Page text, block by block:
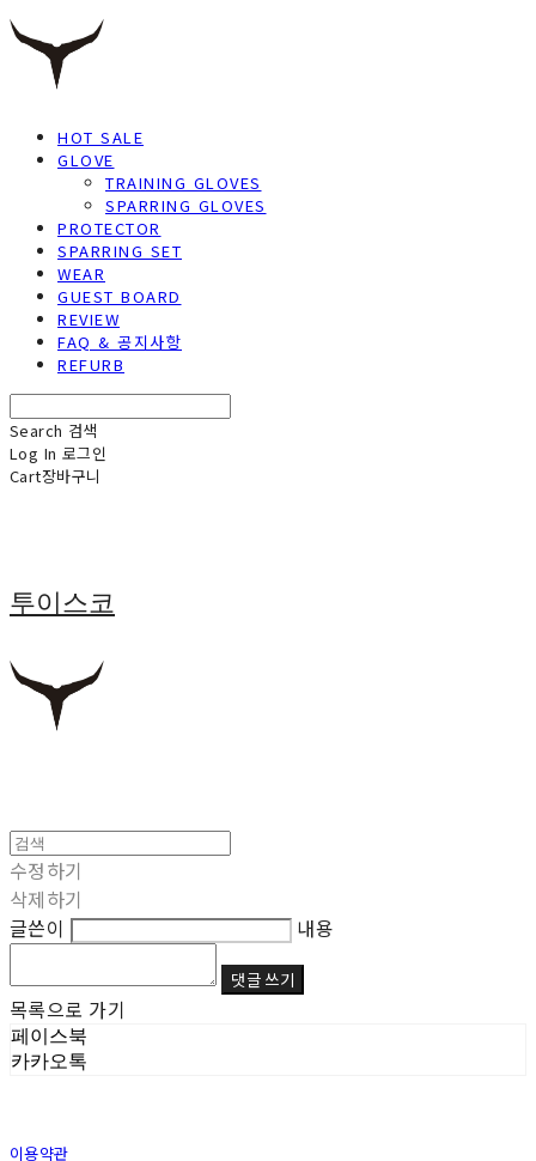
HOT SALE
GLOVE
TRAINING GLOVES
SPARRING GLOVES
PROTECTOR
SPARRING SET
WEAR
GUEST BOARD
REVIEW
FAQ & 공지사항
REFURB
Search 검색
Log In 로그인
Cart장바구니
투이스코
수정하기
삭제하기
글쓴이
내용
댓글 쓰기
목록으로 가기
페이스북
카카오톡
이용약관